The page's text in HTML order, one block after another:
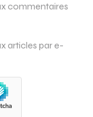
commentaires
articles par e-